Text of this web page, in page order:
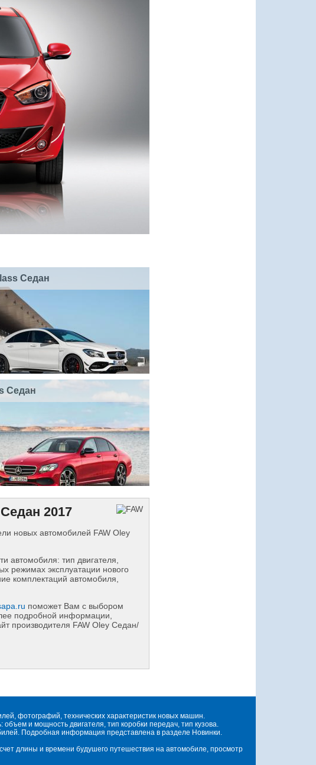
Седан
Седан
2017
новых автомобилей FAW Oley
автомобиля: тип двигателя,
режимах эксплуатации нового
комплектаций автомобиля,
поможет Вам с выбором
подробной информации,
производителя FAW Oley Седан/
фотографий, технических характеристик новых машин.
и мощность двигателя, тип коробки передач, тип кузова.
Подробная информация представлена в разделе Новинки.
длины и времени будушего путешествия на автомобиле, просмотр